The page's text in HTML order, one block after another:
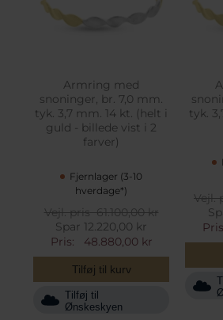
Armring med
snoninger, br. 7,0 mm.
tyk. 3,7 mm. 14 kt. (helt i
guld - billede vist i 2
farver)
Fjernlager (3-10
hverdage*)
Vejl. pris61.100,00 kr
Spar 12.220,00 kr
Pris:
48.880,00 kr
Tilføj til kurv
Tilføj til
Ønskeskyen
tyk.
Vejl.